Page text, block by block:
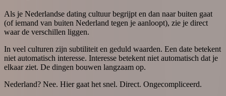
Als je Nederlandse dating cultuur begrijpt en dan naar buiten gaat
(of iemand van buiten Nederland tegen je aanloopt), zie je direct
waar de verschillen liggen.
In veel culturen zijn subtiliteit en geduld waarden. Een date betekent
niet automatisch interesse. Interesse betekent niet automatisch dat je
elkaar ziet. De dingen bouwen langzaam op.
Nederland? Nee. Hier gaat het snel. Direct. Ongecompliceerd.